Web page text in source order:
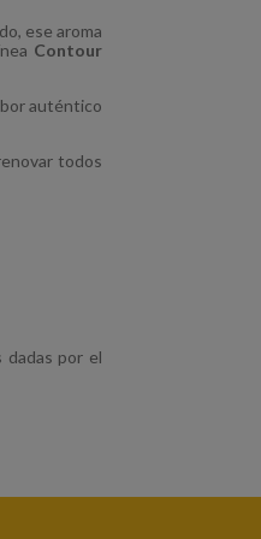
ese aroma
Contour
auténtico
todos
dadas por el